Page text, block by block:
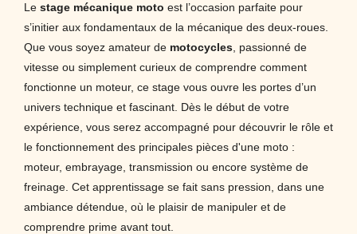
Le stage mécanique moto est l’occasion parfaite pour
s’initier aux fondamentaux de la mécanique des deux-roues.
Que vous soyez amateur de motocycles , passionné de
vitesse ou simplement curieux de comprendre comment
fonctionne un moteur, ce stage vous ouvre les portes d’un
univers technique et fascinant. Dès le début de votre
expérience, vous serez accompagné pour découvrir le rôle et
le fonctionnement des principales pièces d'une moto :
moteur, embrayage, transmission ou encore système de
freinage. Cet apprentissage se fait sans pression, dans une
ambiance détendue, où le plaisir de manipuler et de
comprendre prime avant tout.